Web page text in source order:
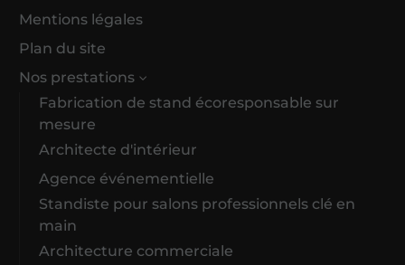
Mentions légales
Plan du site
Nos prestations
Fabrication de stand écoresponsable sur
mesure
Architecte d'intérieur
Agence événementielle
Standiste pour salons professionnels clé en
main
Architecture commerciale